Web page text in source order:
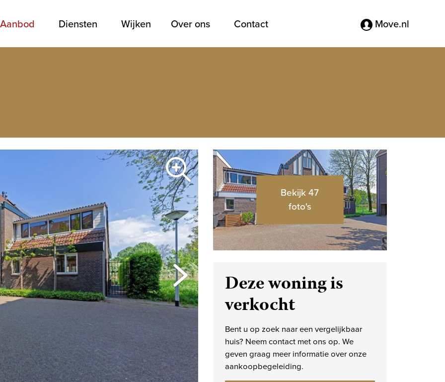
Aanbod Diensten Wijken Over ons Contact Move.nl
Bekijk 47
foto's
Deze woning is
verkocht
Bent u op zoek naar een vergelijkbaar
huis? Neem contact met ons op. We
geven graag meer informatie over onze
aankoopbegeleiding.